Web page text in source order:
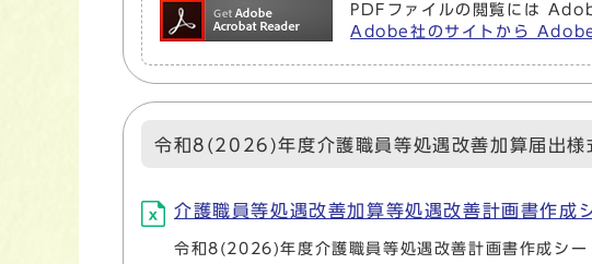
PDFファイルの閲覧には
Adobe社のサイトから
令和8(2026)年度介護職員等処遇改善加算届出様
介護職員等処遇改善加算等処遇改善計画書
令和8(2026)年度介護職員等処遇改善計画書作成シー